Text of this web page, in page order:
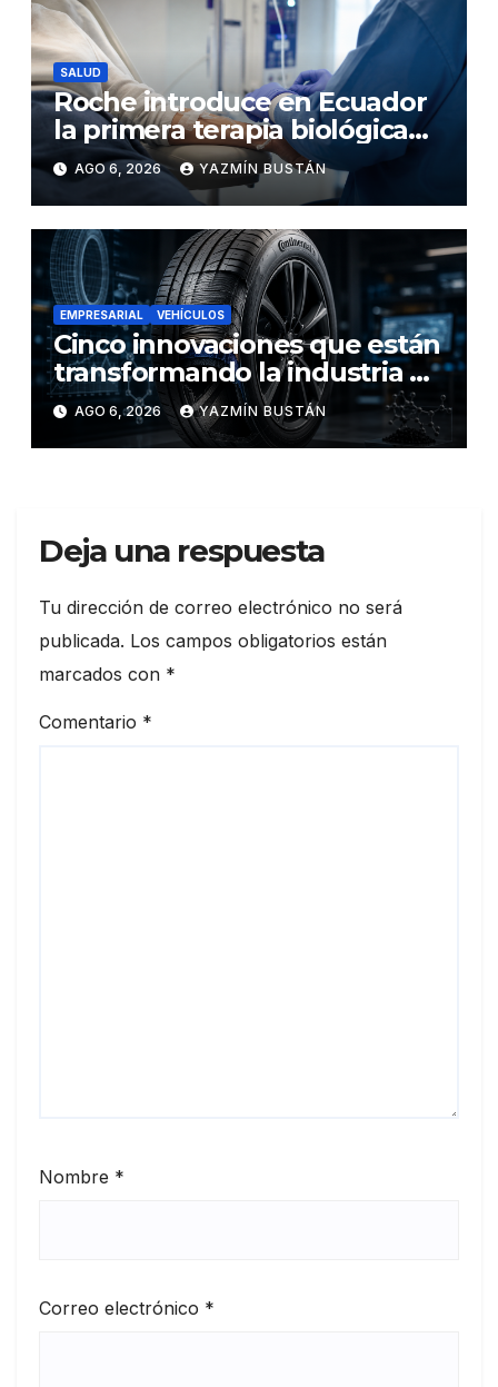
SALUD
Roche introduce en Ecuador
la primera terapia biológica
de precisión capaz de
detener el daño renal por
nefritis lúpica
AGO 6, 2026 YAZMÍN BUSTÁN
EMPRESARIAL VEHÍCULOS
Cinco innovaciones que están
transformando la industria de
los neumáticos y redefinen el
futuro de la movilidad
AGO 6, 2026 YAZMÍN BUSTÁN
Deja una respuesta
Tu dirección de correo electrónico no será
publicada. Los campos obligatorios están
marcados con *
Comentario *
Nombre *
Correo electrónico *